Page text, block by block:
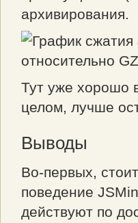
архивирования.
Тут уже хорошо
целом, лучше
Выводы
Во-первых,
поведение
действуют по